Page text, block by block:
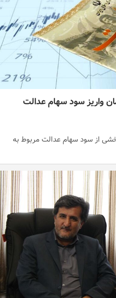
واریز سود سهام عدالت
از سود سهام عدالت مربوط به